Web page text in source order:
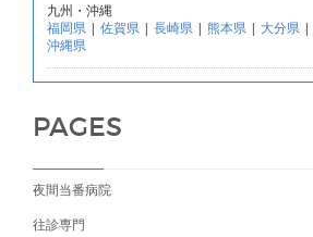
九州・沖縄
福岡県 | 佐賀県 | 長崎県 | 熊本県 | 大分県 |
沖縄県
PAGES
夜間当番病院
往診専門